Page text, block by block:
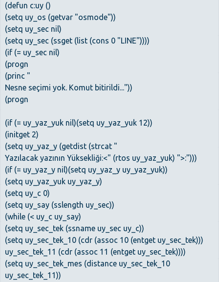
(defun c:uy ()
(setq uy_os (getvar "osmode"))
(setq uy_sec nil)
(setq uy_sec (ssget (list (cons 0 "LINE"))))
(if (= uy_sec nil)
(progn
(princ "
Nesne seçimi yok. Komut bitirildi..."))
(progn
(if (= uy_yaz_yuk nil)(setq uy_yaz_yuk 12))
(initget 2)
(setq uy_yaz_y (getdist (strcat "
Yazılacak yazının Yüksekliği:<" (rtos uy_yaz_yuk) ">:")))
(if (= uy_yaz_y nil)(setq uy_yaz_y uy_yaz_yuk))
(setq uy_yaz_yuk uy_yaz_y)
(setq uy_c 0)
(setq uy_say (sslength uy_sec))
(while (< uy_c uy_say)
(setq uy_sec_tek (ssname uy_sec uy_c))
(setq uy_sec_tek_10 (cdr (assoc 10 (entget uy_sec_tek)))
uy_sec_tek_11 (cdr (assoc 11 (entget uy_sec_tek))))
(setq uy_sec_tek_mes (distance uy_sec_tek_10
uy_sec_tek_11))